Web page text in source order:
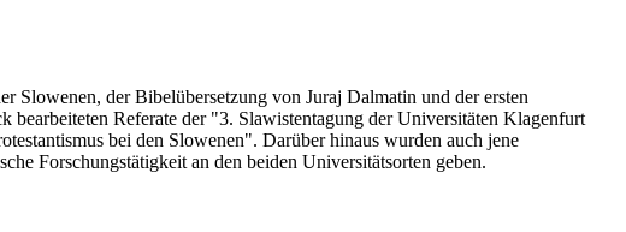
Slowenen, der Bibelübersetzung von Juraj Dalmatin und der ersten
Referate der "3. Slawistentagung der Universitäten Klagenfurt
bei den Slowenen". Darüber hinaus wurden auch jene
Forschungstätigkeit an den beiden Universitätsorten geben.